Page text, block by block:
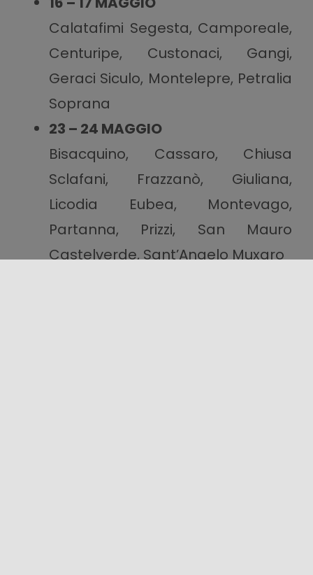
Calatafimi Segesta, Camporeale,
Centuripe, Custonaci, Gangi,
Geraci Siculo, Montelepre, Petralia
Soprana
23 – 24 MAGGIO
Bisacquino, Cassaro, Chiusa
Sclafani, Frazzanò, Giuliana,
Licodia Eubea, Montevago,
Partanna, Prizzi, San Mauro
Castelverde, Sant’Angelo Muxaro